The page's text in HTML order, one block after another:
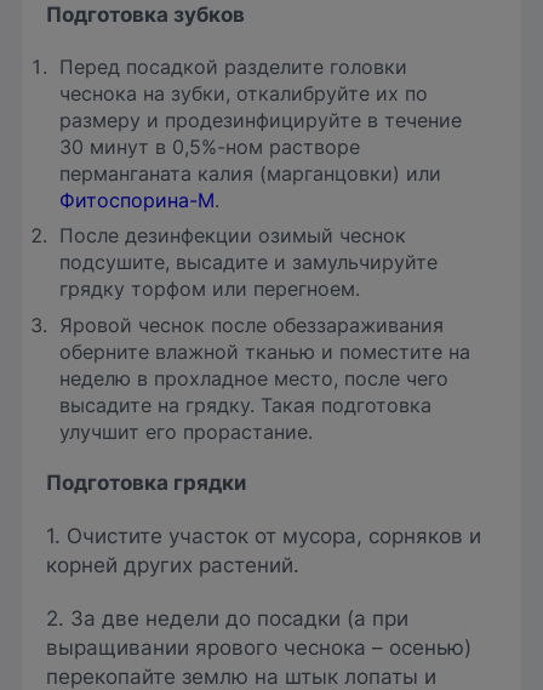
Подготовка зубков
Перед посадкой разделите головки
чеснока на зубки, откалибруйте их по
размеру и продезинфицируйте в течение
30 минут в 0,5%-ном растворе
перманганата калия (марганцовки) или
Фитоспорина-М.
После дезинфекции озимый чеснок
подсушите, высадите и замульчируйте
грядку торфом или перегноем.
Яровой чеснок после обеззараживания
оберните влажной тканью и поместите на
неделю в прохладное место, после чего
высадите на грядку. Такая подготовка
улучшит его прорастание.
Подготовка грядки
1. Очистите участок от мусора, сорняков и
корней других растений.
2. За две недели до посадки (а при
выращивании ярового чеснока – осенью)
перекопайте землю на штык лопаты и